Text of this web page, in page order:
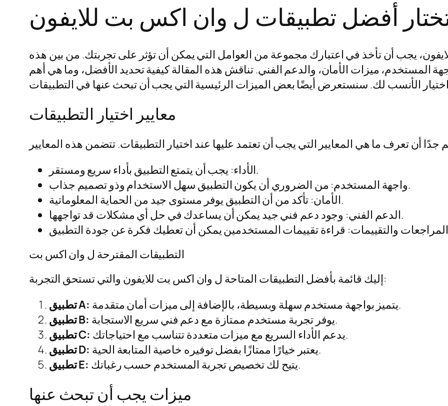
أفضل تطبيقات ل وان اكس بت للايفون
يجب أن تأخذ في اعتبارك مجموعة من العوامل التي يمكن أن تؤثر على تجربتك. من بين هذه
المستخدم، ميزات الأمان، والدعم الفني. تناقش هذه المقالة كيفية تحديد الأفضل، وما هي أهم
معايير اختيار التطبيقات
الأداء: يجب أن يتمتع التطبيق بأداء سريع ومستقر.
واجهة المستخدم: من الضروري أن يكون التطبيق سهل الاستخدام وذو تصميم جذاب.
الأمان: تأكد من أن التطبيق يوفر مستوى جيد من الحماية المعلوماتية.
الدعم الفني: وجود دعم فني جيد يمكن أن يساعدك في حل أي مشكلات قد تواجهها.
التطبيقات المقترحة ل وان اكس بت
إليك قائمة بأفضل التطبيقات المتاحة ل وان اكس بت للايفون والتي تستحق التجربة:
تطبيق A:
يتميز بواجهة مستخدم سهلة وبسيطة، بالإضافة إلى ميزات أمان متقدمة.
تطبيق B:
يوفر تجربة مستخدم ممتازة مع دعم فني سريع الاستجابة.
تطبيق C:
يدعم الأداء السريع مع ميزات متعددة تتناسب مع احتياجاتك.
تطبيق D:
يعتبر خيارًا ممتازًا بفضل توفيره خاصية المتابعة الحية.
تطبيق E:
يتيح لك تخصيص تجربة المستخدم حسب رغباتك.
ميزات يجب أن تبحث عنها